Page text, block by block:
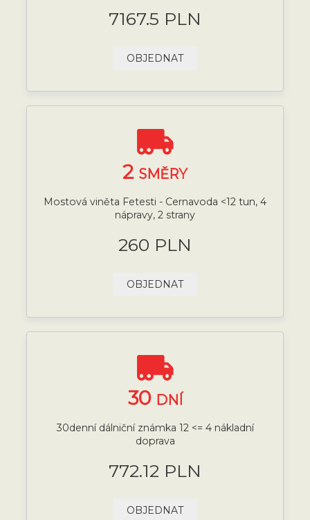
7167.5 PLN
OBJEDNAT
2 SMĚRY
Mostová viněta Fetesti - Cernavoda <12 tun, 4
nápravy, 2 strany
260 PLN
OBJEDNAT
30 DNÍ
30denní dálniční známka 12 <= 4 nákladní
doprava
772.12 PLN
OBJEDNAT